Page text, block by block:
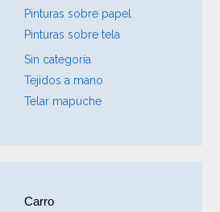
Pinturas sobre papel
Pinturas sobre tela
Sin categoría
Tejidos a mano
Telar mapuche
Carro